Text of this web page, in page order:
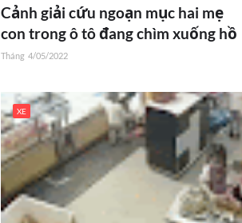
Cảnh giải cứu ngoạn mục hai mẹ
con trong ô tô đang chìm xuống hồ
Tháng 4/05/2022
XE